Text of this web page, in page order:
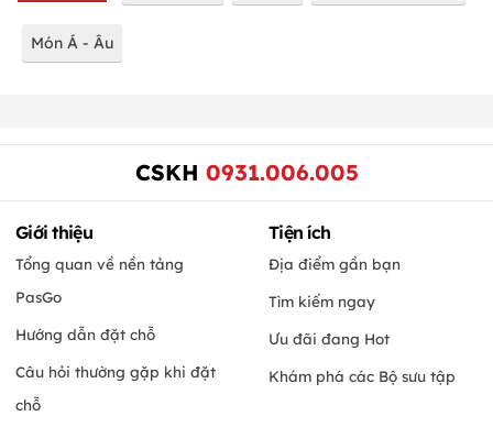
Món Á - Âu
CSKH 0931.006.005
Giới thiệu
Tổng quan về nền tảng
PasGo
Hướng dẫn đặt chỗ
Câu hỏi thường gặp khi đặt
chỗ
Tiện ích
Địa điểm gần bạn
Tìm kiếm ngay
Ưu đãi đang Hot
Khám phá các Bộ sưu tập